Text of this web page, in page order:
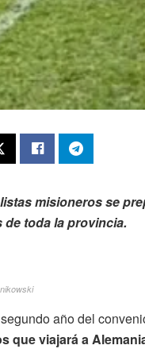
misioneros se
de toda la provincia.
año del
que viajará a